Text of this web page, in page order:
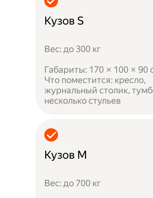
Кузов S
Вес: до 300 кг
Габариты: 170 × 100 × 90
Что поместится: кресло,
журнальный столик,
несколько стульев
Кузов M
Вес: до 700 кг